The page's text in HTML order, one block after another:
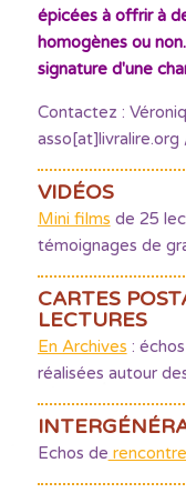
épicées à offrir à
homogènes ou
signature d'une
Contactez :
VIDÉOS
Mini films de 25
témoignages de
CARTES
LECTURES
En Archives :
réalisées autour
Echos de